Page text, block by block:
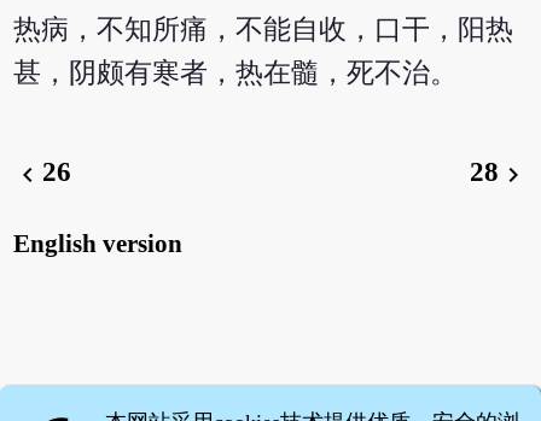
热病，不知所痛，不能自收，口干，阳热
甚，阴颇有寒者，热在髓，死不治。
chevron_left 26 28 chevron_right
English version